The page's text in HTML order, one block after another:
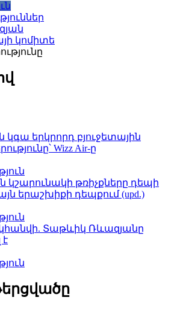
կոմիտե
երկրորդ բյուջետային
Wizz Air-ը
կշարունակի թռիչքները դեպի
երաշխիքի դեպքում (upd.)
Տաթևիկ Ռևազյանը